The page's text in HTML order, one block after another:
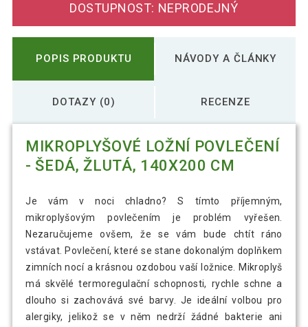
DOSTUPNOST: NEPRODEJNÝ
POPIS PRODUKTU NÁVODY A ČLÁNKY
DOTAZY (0) RECENZE
MIKROPLYŠOVÉ LOŽNÍ POVLEČENÍ
- ŠEDÁ, ŽLUTÁ, 140X200 CM
Je vám v noci chladno? S tímto příjemným,
mikroplyšovým povlečením je problém vyřešen.
Nezaručujeme ovšem, že se vám bude chtít ráno
vstávat. Povlečení, které se stane dokonalým doplňkem
zimních nocí a krásnou ozdobou vaší ložnice. Mikroplyš
má skvělé termoregulační schopnosti, rychle schne a
dlouho si zachovává své barvy. Je ideální volbou pro
alergiky, jelikož se v něm nedrží žádné bakterie ani